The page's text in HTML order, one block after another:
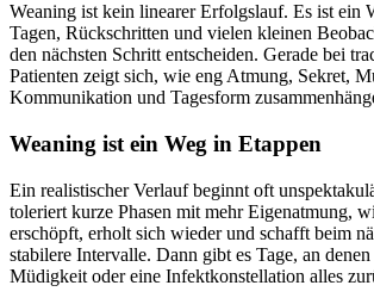
Weaning ist kein linearer Erfolgslauf. Es ist ein
Tagen, Rückschritten und vielen kleinen
den nächsten Schritt entscheiden. Gerade bei
Patienten zeigt sich, wie eng Atmung, Sekret,
Kommunikation und Tagesform
Weaning ist ein Weg in Etappen
Ein realistischer Verlauf beginnt oft
toleriert kurze Phasen mit mehr Eigenatmung,
erschöpft, erholt sich wieder und schafft beim
stabilere Intervalle. Dann gibt es Tage, an denen
Müdigkeit oder eine Infektkonstellation alles